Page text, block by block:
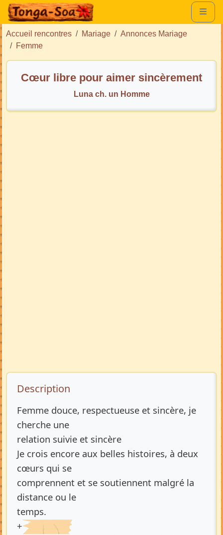
Accueil rencontres Mariage
Annonces Mariage
Femme
Cœur libre pour aimer sincèrement
Luna ch. un Homme
Description de l’annonce
Description
Femme douce, respectueuse et sincère, je
cherche une
relation suivie et sincère
Je crois encore aux belles histoires, à deux
cœurs qui se
comprennent et se soutiennent malgré la
distance ou le
temps.
+